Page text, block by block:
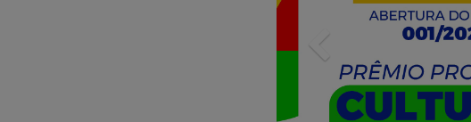
Previous